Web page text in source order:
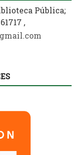
Pública;
,